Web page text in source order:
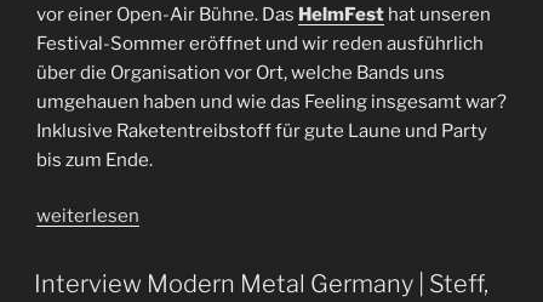
vor einer Open-Air Bühne. Das HelmFest hat unseren
Festival-Sommer eröffnet und wir reden ausführlich
über die Organisation vor Ort, welche Bands uns
umgehauen haben und wie das Feeling insgesamt war?
Inklusive Raketentreibstoff für gute Laune und Party
bis zum Ende.
„Folge
|
weiterlesen
Interview Modern Metal Germany | Steff,